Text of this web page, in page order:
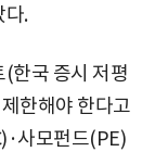
다.
한국 증시 저평
한해야 한다고
사모펀드(PE)